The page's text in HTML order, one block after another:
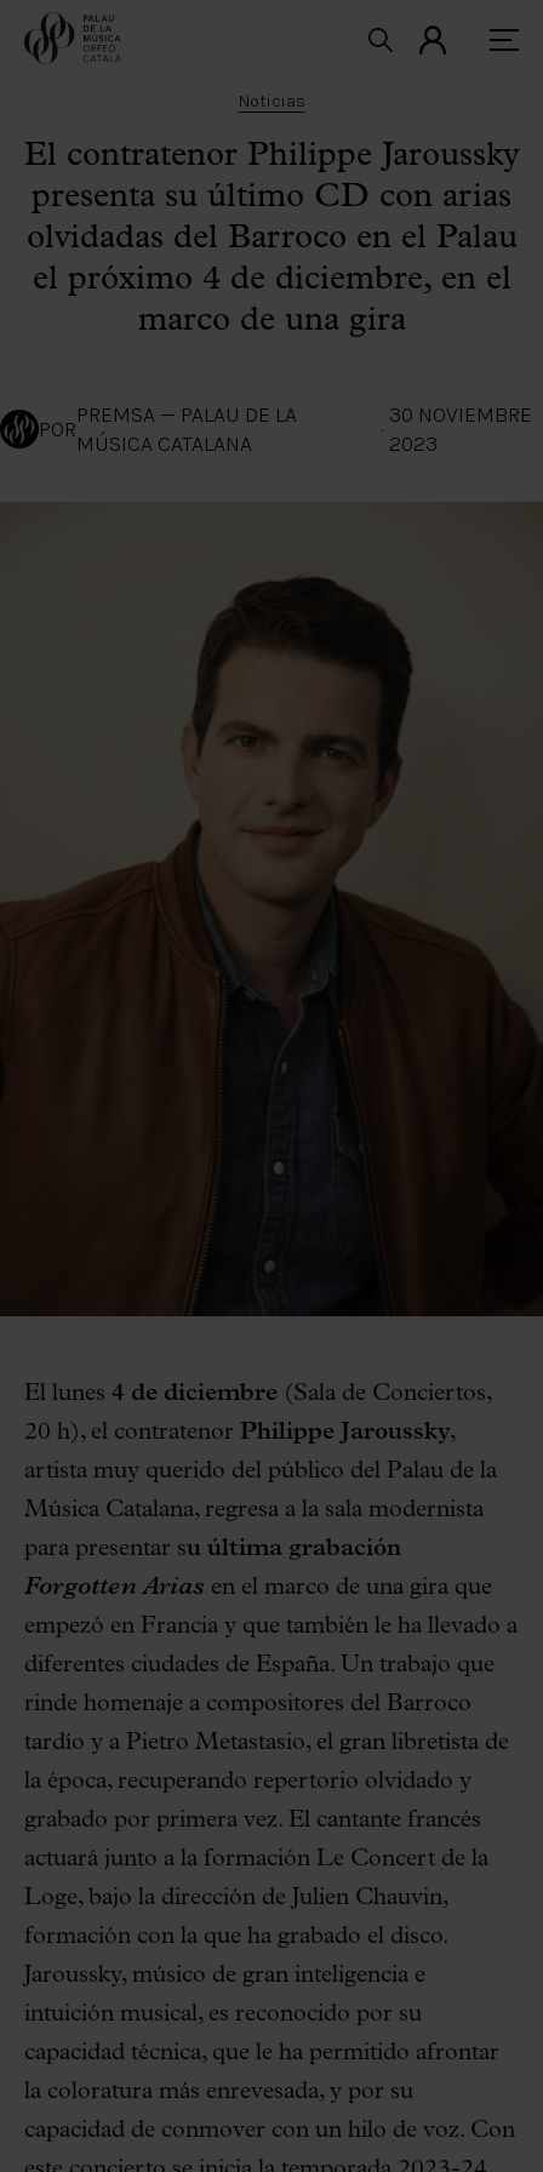
Noticias
El contratenor Philippe Jaroussky
presenta su último CD con arias
olvidadas del Barroco en el Palau
el próximo 4 de diciembre, en el
marco de una gira
POR
PREMSA — PALAU DE LA
MÚSICA CATALANA
·
30 NOVIEMBRE
2023
El lunes 4 de diciembre (Sala de Conciertos,
20 h), el contratenor Philippe Jaroussky,
artista muy querido del público del Palau de la
Música Catalana, regresa a la sala modernista
para presentar su última grabación
Forgotten Arias en el marco de una gira que
empezó en Francia y que también le ha llevado a
diferentes ciudades de España. Un trabajo que
rinde homenaje a compositores del Barroco
tardío y a Pietro Metastasio, el gran libretista de
la época, recuperando repertorio olvidado y
grabado por primera vez. El cantante francés
actuará junto a la formación Le Concert de la
Loge, bajo la dirección de Julien Chauvin,
formación con la que ha grabado el disco.
Jaroussky, músico de gran inteligencia e
intuición musical, es reconocido por su
capacidad técnica, que le ha permitido afrontar
la coloratura más enrevesada, y por su
capacidad de conmover con un hilo de voz. Con